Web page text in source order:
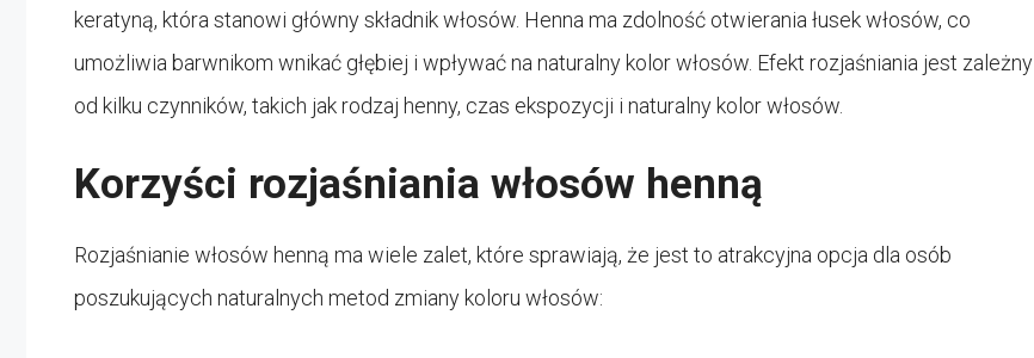
keratyną, która stanowi główny składnik włosów. Henna ma zdolność otwierania łusek włosów, co
umożliwia barwnikom wnikać głębiej i wpływać na naturalny kolor włosów. Efekt rozjaśniania jest zależny
od kilku czynników, takich jak rodzaj henny, czas ekspozycji i naturalny kolor włosów.
Korzyści rozjaśniania włosów henną
Rozjaśnianie włosów henną ma wiele zalet, które sprawiają, że jest to atrakcyjna opcja dla osób
poszukujących naturalnych metod zmiany koloru włosów: